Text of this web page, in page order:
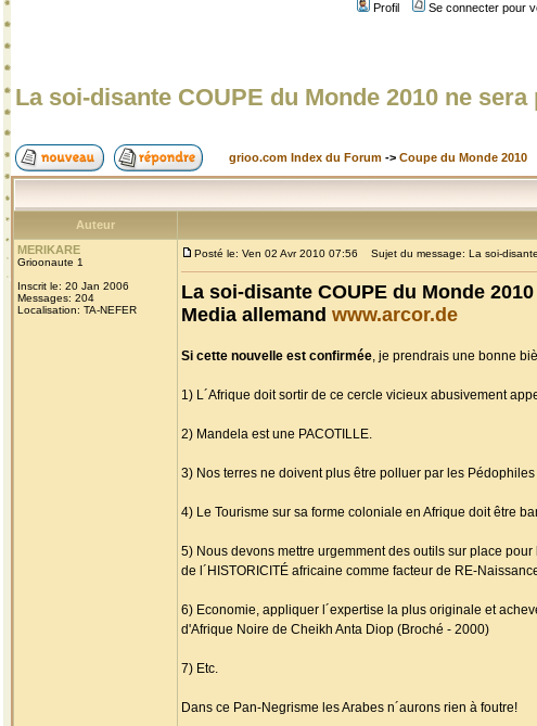
Profil
Se connecter pour
La soi-disante COUPE du Monde 2010 ne
grioo.com Index du Forum -> Coupe du Monde 2010
Auteur
MERIKARE
Grioonaute 1
Inscrit le: 20 Jan 2006
Messages: 204
Localisation: TA-NEFER
Posté le: Ven 02 Avr 2010 07:56 Sujet du message: La soi-
La soi-disante COUPE du Monde
Media allemand www.arcor.de
Si cette nouvelle est confirmée, je prendrais une bonne
1) L´Afrique doit sortir de ce cercle vicieux abusivement
2) Mandela est une PACOTILLE.
3) Nos terres ne doivent plus être polluer par les
4) Le Tourisme sur sa forme coloniale en Afrique doit être
5) Nous devons mettre urgemment des outils sur place
de l´HISTORICITÉ africaine comme facteur de RE-
6) Economie, appliquer l´expertise la plus originale et
d'Afrique Noire de Cheikh Anta Diop (Broché - 2000)
7) Etc.
Dans ce Pan-Negrisme les Arabes n´aurons rien à foutre!